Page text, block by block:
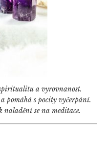
a vyrovnanost.
pomáhá s pocity vyčerpání.
se na meditace.